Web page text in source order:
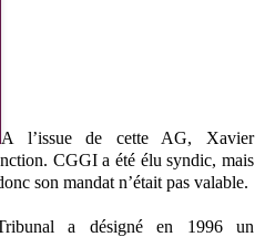
A l’issue de cette AG, Xavier
CGGI a été élu syndic, mais
son mandat n’était pas valable.
a désigné en 1996 un